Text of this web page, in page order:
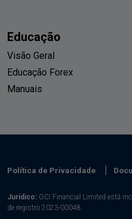
Educação
Visão Geral
Educação Forex
Manuais
Política de Privacidade
Jurídico: GCI Financial Limited está
de registro 2023-00048.